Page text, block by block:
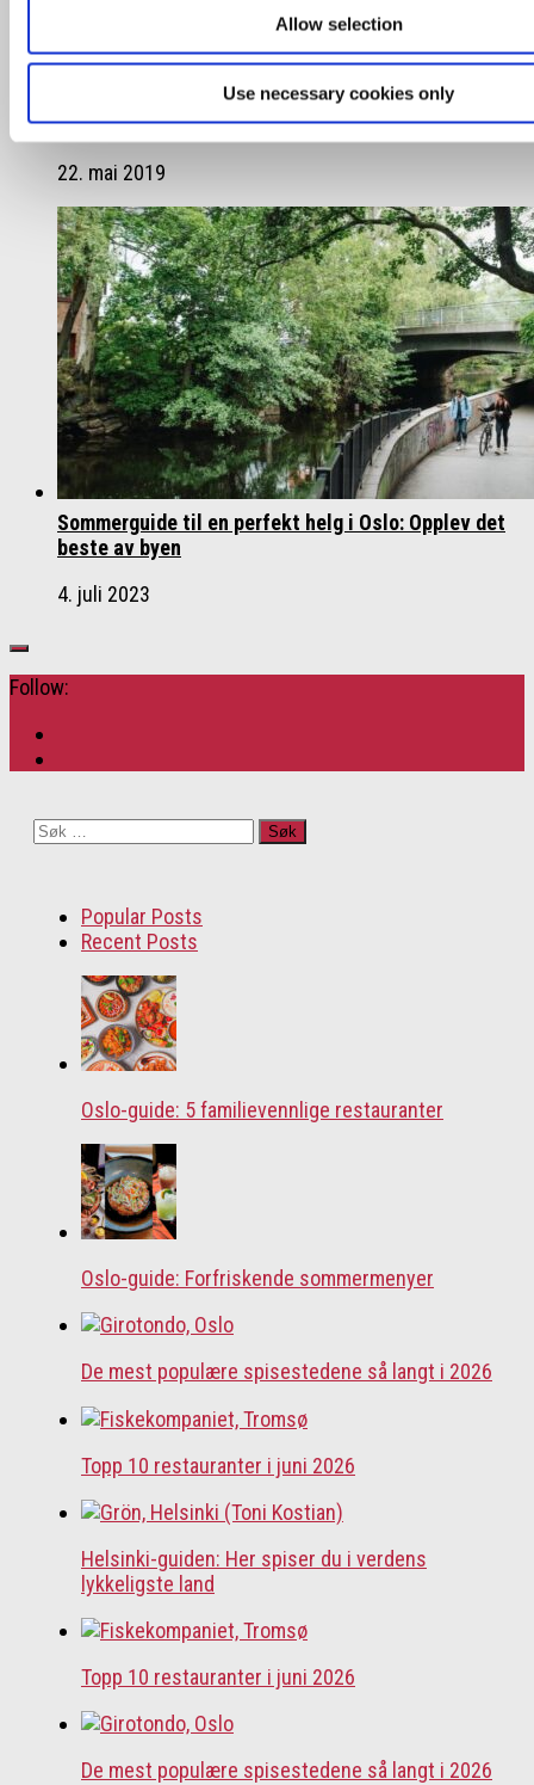
Allow selection
Use necessary cookies only
27. juni 2023
Guide: Spis retter laget av landets beste kokker
22. mai 2019
Sommerguide til en perfekt helg i Oslo: Opplev det
beste av byen
4. juli 2023
Follow:
Søk
Popular Posts
Recent Posts
Oslo-guide: 5 familievennlige restauranter
Oslo-guide: Forfriskende sommermenyer
De mest populære spisestedene så langt i 2026
Topp 10 restauranter i juni 2026
Helsinki-guiden: Her spiser du i verdens
lykkeligste land
Topp 10 restauranter i juni 2026
De mest populære spisestedene så langt i 2026